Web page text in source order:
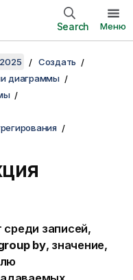
Search Меню
Создать
диаграммы
среди записей,
by, значение,